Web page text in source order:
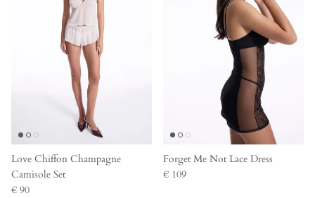
Love Chiffon Champagne
Camisole Set
€ 90
Forget Me Not Lace Dress
€ 109